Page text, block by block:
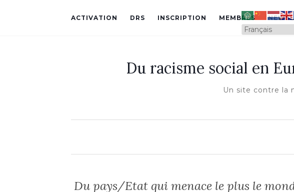
ACTIVATION DRS INSCRIPTION MEMBRES
Du racisme social en
Un site contre la
Du pays/Etat qui menace le plus le